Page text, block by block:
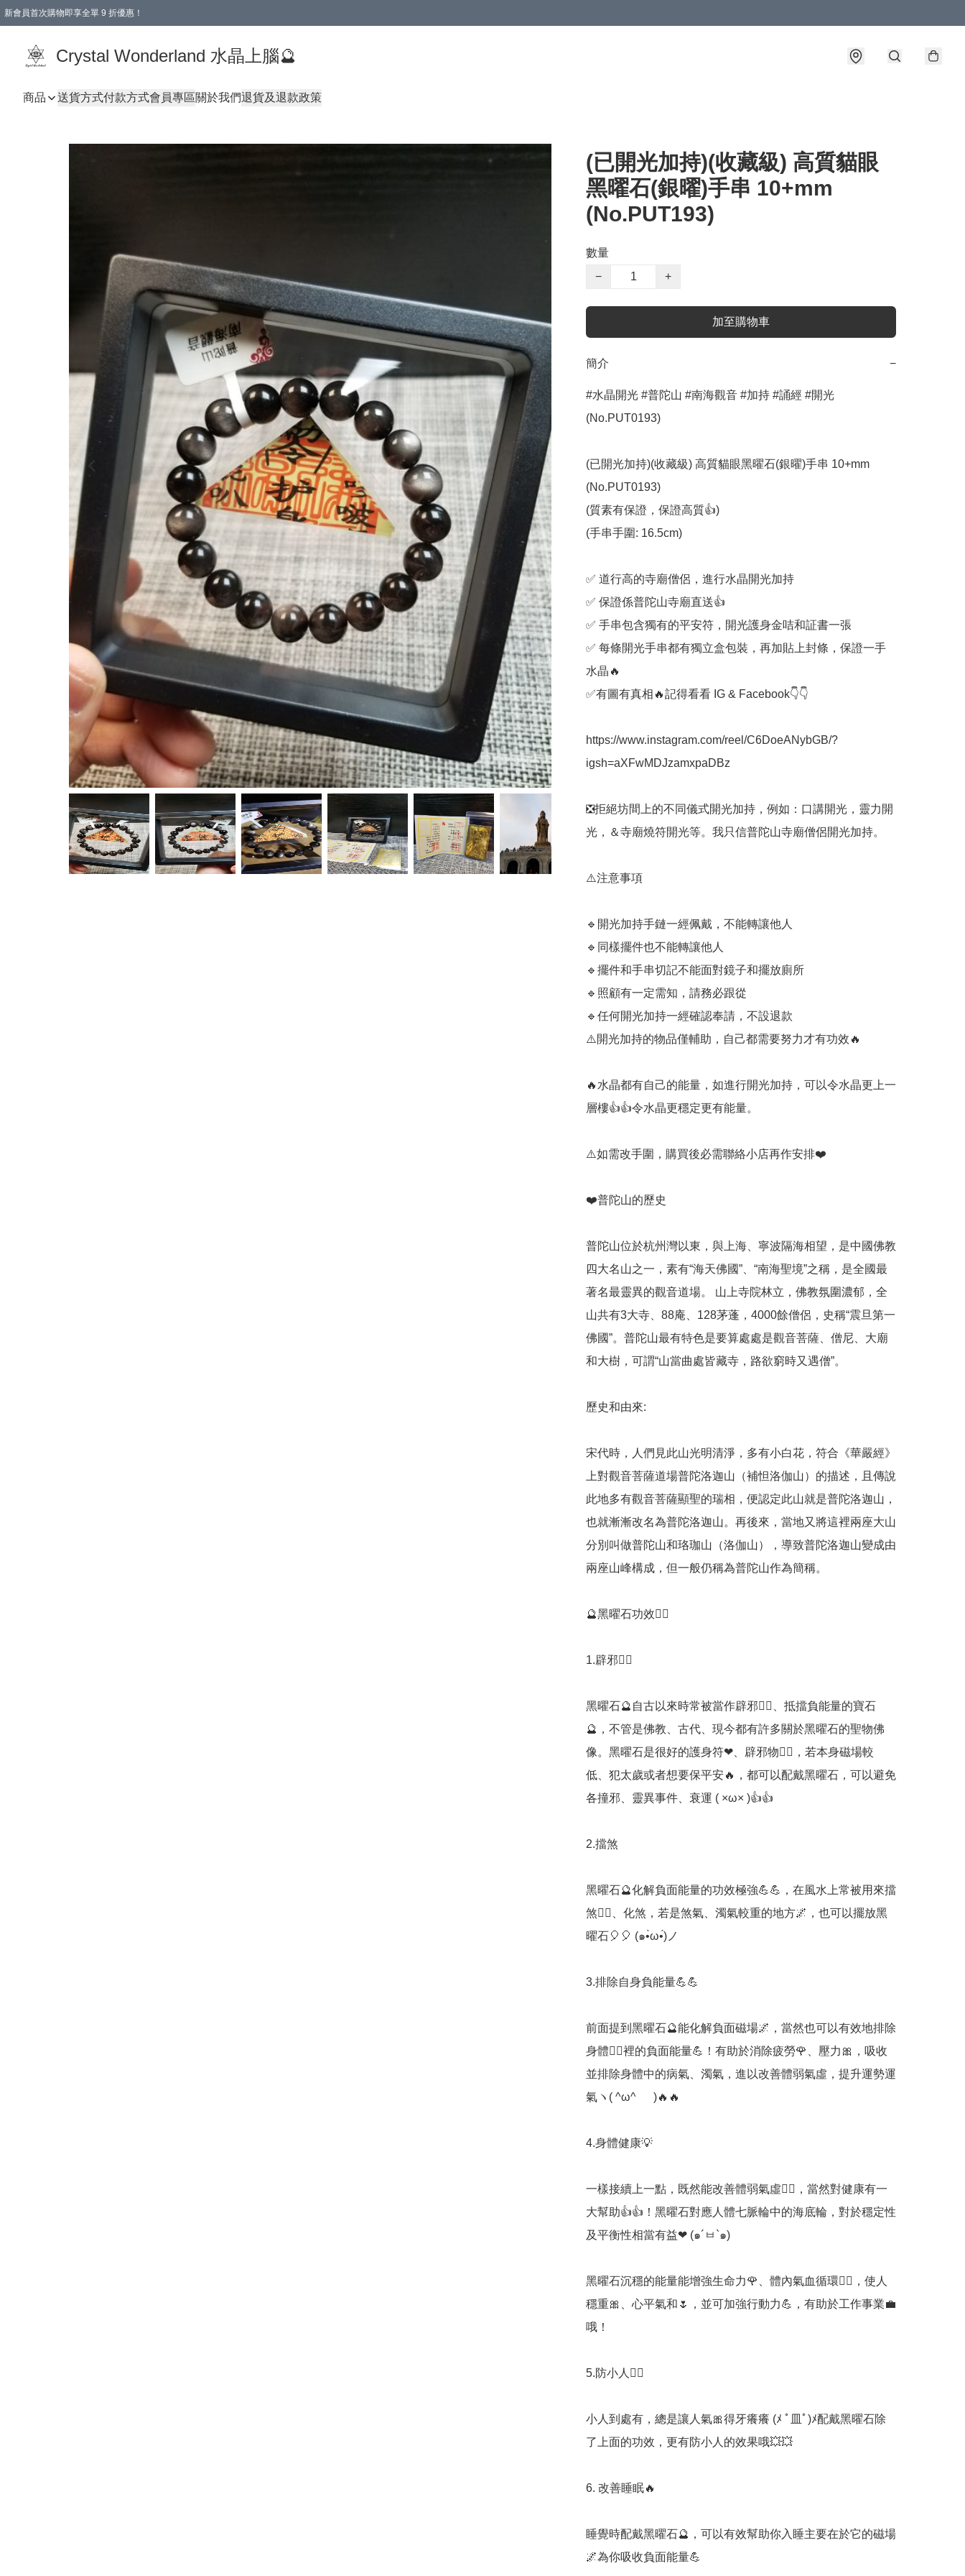
新會員首次購物即享全單 9 折優惠！
Crystal Wonderland 水晶上腦🔮
商品 送貨方式付款方式會員專區關於我們退貨及退款政策
(已開光加持)(收藏級) 高質貓眼
黑曜石(銀曜)手串 10+mm
(No.PUT193)
數量
−
+
加至購物車
簡介 −
#水晶開光 #普陀山 #南海觀音 #加持 #誦經 #開光
(No.PUT0193)
(已開光加持)(收藏級) 高質貓眼黑曜石(銀曜)手串 10+mm
(No.PUT0193)
(質素有保證，保證高質👍)
(手串手圍: 16.5cm)
✅️ 道行高的寺廟僧侶，進行水晶開光加持
✅️ 保證係普陀山寺廟直送👍
✅️ 手串包含獨有的平安符，開光護身金咭和証書一張
✅️ 每條開光手串都有獨立盒包裝，再加貼上封條，保證一手
水晶🔥
✅️有圖有真相🔥記得看看 IG & Facebook👇👇
https://www.instagram.com/reel/C6DoeANybGB/?
igsh=aXFwMDJzamxpaDBz
❎️拒絕坊間上的不同儀式開光加持，例如：口講開光，靈力開
光，＆寺廟燒符開光等。我只信普陀山寺廟僧侶開光加持。
⚠️注意事項
🔹️開光加持手鏈一經佩戴，不能轉讓他人
🔹️同樣擺件也不能轉讓他人
🔹️擺件和手串切記不能面對鏡子和擺放廁所
🔹️照顧有一定需知，請務必跟從
🔹️任何開光加持一經確認奉請，不設退款
⚠️開光加持的物品僅輔助，自己都需要努力才有功效🔥
🔥水晶都有自己的能量，如進行開光加持，可以令水晶更上一
層樓👍👍令水晶更穩定更有能量。
⚠️如需改手圍，購買後必需聯絡小店再作安排❤️
❤️普陀山的歷史
普陀山位於杭州灣以東，與上海、寧波隔海相望，是中國佛教
四大名山之一，素有“海天佛國”、“南海聖境”之稱，是全國最
著名最靈異的觀音道場。 山上寺院林立，佛教氛圍濃郁，全
山共有3大寺、88庵、128茅蓬，4000餘僧侶，史稱“震旦第一
佛國”。普陀山最有特色是要算處處是觀音菩薩、僧尼、大廟
和大樹，可謂“山當曲處皆藏寺，路欲窮時又遇僧”。
歷史和由來:
宋代時，人們見此山光明清淨，多有小白花，符合《華嚴經》
上對觀音菩薩道場普陀洛迦山（補怛洛伽山）的描述，且傳說
此地多有觀音菩薩顯聖的瑞相，便認定此山就是普陀洛迦山，
也就漸漸改名為普陀洛迦山。再後來，當地又將這裡兩座大山
分別叫做普陀山和珞珈山（洛伽山），導致普陀洛迦山變成由
兩座山峰構成，但一般仍稱為普陀山作為簡稱。
🔮黑曜石功效💁‍♀️
1.辟邪🧟‍♂️
黑曜石🔮自古以來時常被當作辟邪🧟‍♂️、抵擋負能量的寶石
🔮，不管是佛教、古代、現今都有許多關於黑曜石的聖物佛
像。黑曜石是很好的護身符❤、辟邪物🧟‍♂️，若本身磁場較
低、犯太歲或者想要保平安🔥，都可以配戴黑曜石，可以避免
各撞邪、靈異事件、衰運 ( ×ω× )👍👍
2.擋煞
黑曜石🔮化解負面能量的功效極強💪💪，在風水上常被用來擋
煞🧟‍♂️、化煞，若是煞氣、濁氣較重的地方🌌，也可以擺放黑
曜石🎈🎈 (๑•̀ω•́)ノ
3.排除自身負能量💪💪
前面提到黑曜石🔮能化解負面磁場🌌，當然也可以有效地排除
身體🧘‍♀️裡的負面能量💪！有助於消除疲勞🌹、壓力🎀，吸收
並排除身體中的病氣、濁氣，進以改善體弱氣虛，提升運勢運
氣ヽ( ^ω^ ゞ )🔥🔥
4.身體健康💡
一樣接續上一點，既然能改善體弱氣虛🧘‍♀️，當然對健康有一
大幫助👍👍！黑曜石對應人體七脈輪中的海底輪，對於穩定性
及平衡性相當有益❤ (๑´ㅂ`๑)
黑曜石沉穩的能量能增強生命力🌹、體內氣血循環🧘‍♀️，使人
穩重🎀、心平氣和🌷，並可加強行動力💪，有助於工作事業💼
哦！
5.防小人🧟‍♂️
小人到處有，總是讓人氣🎀得牙癢癢 (ﾒ ﾟ皿ﾟ)ﾒ配戴黑曜石除
了上面的功效，更有防小人的效果哦💥💥
6. 改善睡眠🔥
睡覺時配戴黑曜石🔮，可以有效幫助你入睡主要在於它的磁場
🌌為你吸收負面能量💪